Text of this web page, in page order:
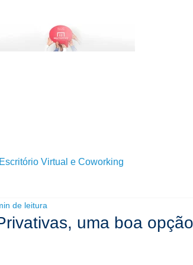
Escritório Virtual e Coworking
uma boa
de leitura